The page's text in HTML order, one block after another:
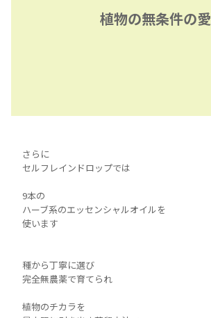
植物の無条件の愛
さらに
セルフレインドロップでは
9本の
ハーブ系のエッセンシャルオイルを
使います
種から丁寧に選び
完全無農薬で育てられ
植物のチカラを